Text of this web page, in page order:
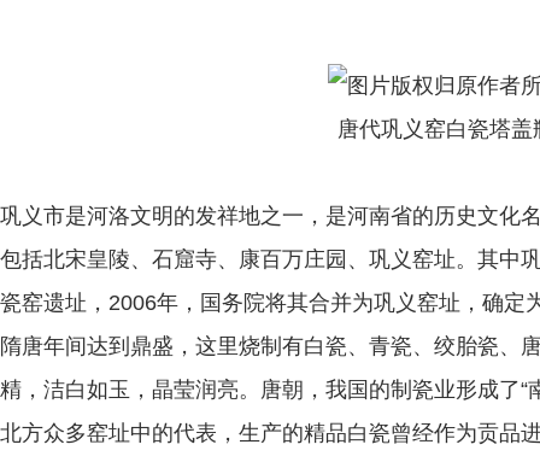
唐代巩义窑白瓷塔盖
巩义市是河洛文明的发祥地之一，是河南省的历史文化
包括北宋皇陵、石窟寺、康百万庄园、巩义窑址。其中
瓷窑遗址，2006年，国务院将其合并为巩义窑址，确定
隋唐年间达到鼎盛，这里烧制有白瓷、青瓷、绞胎瓷、
精，洁白如玉，晶莹润亮。唐朝，我国的制瓷业形成了“
北方众多窑址中的代表，生产的精品白瓷曾经作为贡品